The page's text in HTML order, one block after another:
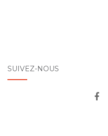
SUIVEZ-NOUS